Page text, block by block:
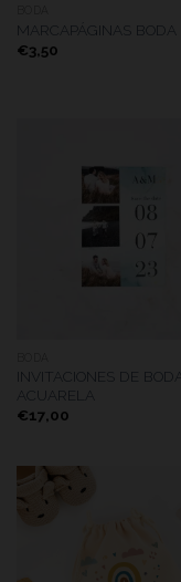
MARCAPÁGINAS BODA
€3,50
INVITACIONES DE BODA
ACUARELA
€17,00